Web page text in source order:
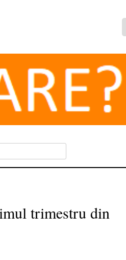
trimestru din